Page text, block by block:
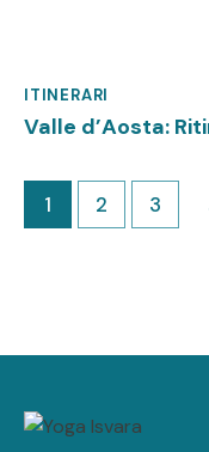
ITINERARI
Valle d’Aosta:
1 2 3